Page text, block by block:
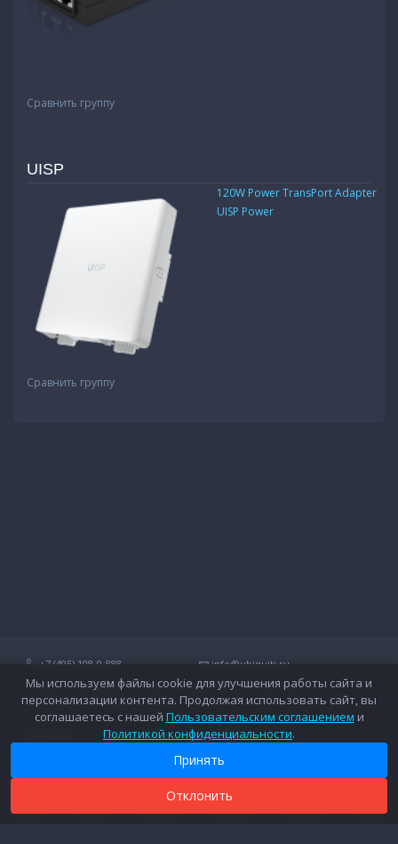
0
Сравнить группу
UISP
Сравнить группу
120W Power TransPort Adapter
UISP Power
+7 (495) 108-0-888
info@ubiquiti.ru
Технические вопросы и дополнительные консультации о
беспроводных сетях Ubiquiti.
Оплата
Мы используем файлы cookie для улучшения работы сайта и
персонализации контента. Продолжая использовать сайт, вы
соглашаетесь с нашей Пользовательским соглашением и
Политикой конфиденциальности.
Принять
Отклонить